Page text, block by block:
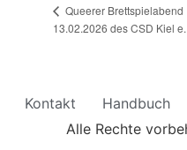
Queerer Brettspielabend
13.02.2026 des CSD Kiel e.
Kontakt Handbuch
Alle Rechte